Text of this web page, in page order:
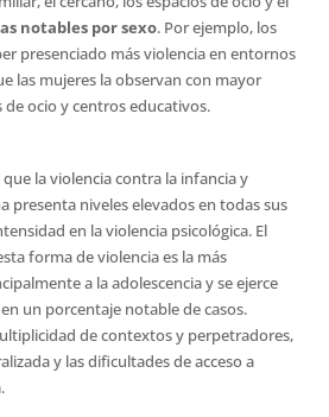
notables por sexo. Por ejemplo, los
presenciado más violencia en entornos
las mujeres la observan con mayor
de ocio y centros educativos.
la violencia contra la infancia y
presenta niveles elevados en todas sus
en la violencia psicológica. El
forma de violencia es la más
a la adolescencia y se ejerce
un porcentaje notable de casos.
de contextos y perpetradores,
y las dificultades de acceso a